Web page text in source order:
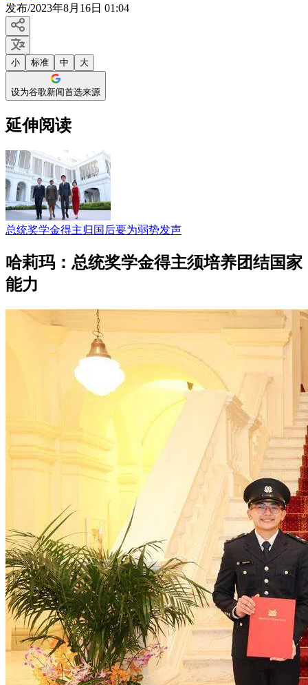
发布/2023年8月16日 01:04
小 标准 中 大
设为谷歌新闻首选来源
延伸阅读
总统奖学金得主归国后要为弱势发声
哈莉玛：总统奖学金得主须培养团结国家
能力